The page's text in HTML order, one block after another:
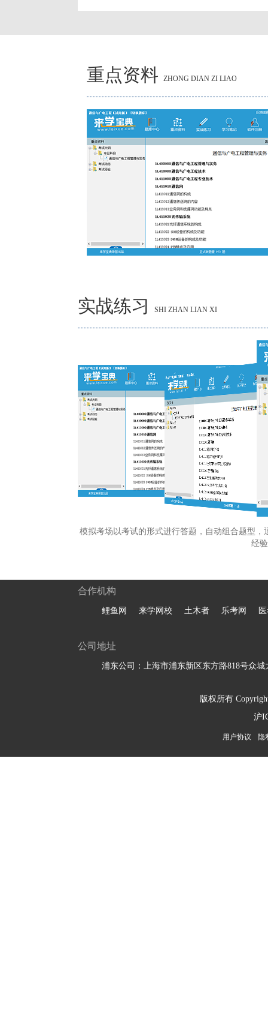
重点资料 ZHONG DIAN ZI LIAO
实战练习 SHI ZHAN LIAN XI
模拟考场以考试的形式进行答题，自动组合题型
经
合作机构
鲤鱼网 来学网校 土木者 乐考网
公司地址
浦东公司：上海市浦东新区东方路818号众城
版权所有
沪
用户协议 隐